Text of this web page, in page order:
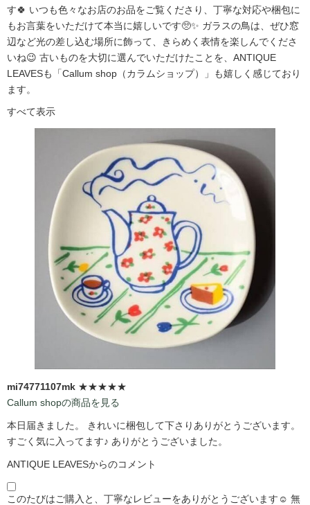
す🍀 いつも色々なお店のお品をご覧くださり、丁寧な対応や梱包に
もお言葉をいただけて本当に嬉しいです🥺✨ ガラスの鳥は、ぜひ窓
辺など光の差し込む場所に飾って、きらめく表情を楽しんでくださ
いね😉 古いものを大切に選んでいただけたことを、ANTIQUE
LEAVESも「Callum shop（カラムショップ）」も嬉しく感じており
ます。
すべて表示
mi74771107mk ★★★★★
Callum shopの商品を見る
本日届きました。 きれいに梱包して下さりありがとうございます。
すごく気に入ってます♪ ありがとうございました。
ANTIQUE LEAVESからのコメント
このたびはご購入と、丁寧なレビューをありがとうございます☺️ 無